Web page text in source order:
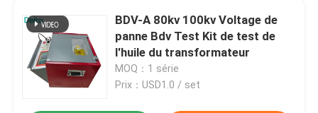
BDV-A 80kv 100kv Voltage de
panne Bdv Test Kit de test de
l'huile du transformateur
MOQ：1 série
Prix：USD1.0 / set